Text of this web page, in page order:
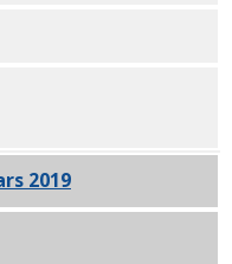
2019PDF